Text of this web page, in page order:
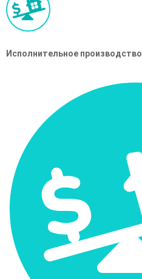
Исполнительное производство